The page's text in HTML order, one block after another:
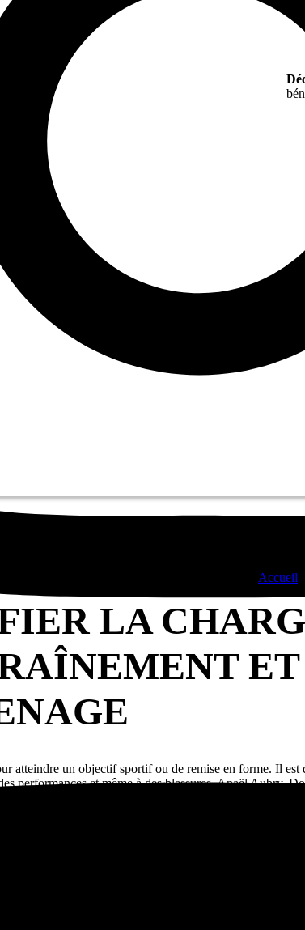
Accueil
LA
atteindre un objectif sportif ou de remise en forme. Il
performances et même à des blessures. Anaël Aubry,
éléments indissociables
la fatigue fait partie des principaux sujets à maîtriser
performances se dit souvent : «
sportifs de haut niveau
« . De fait, il faut savoir